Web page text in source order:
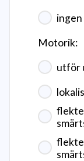
Motorik:
utför